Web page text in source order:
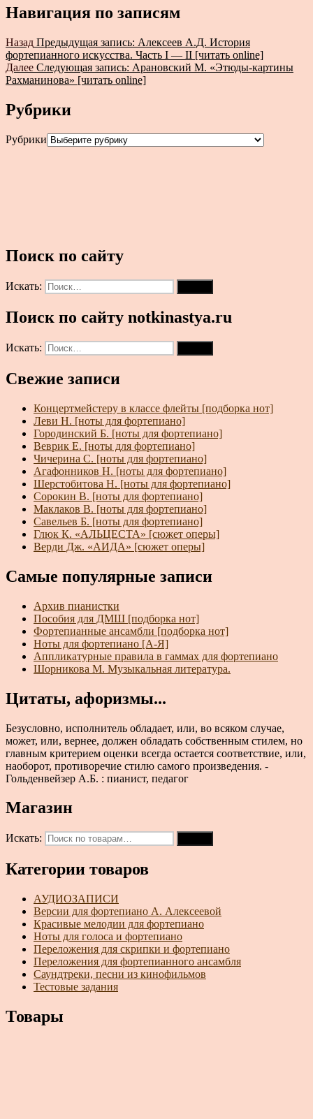
Навигация по записям
Назад Предыдущая запись: Алексеев А.Д. История
фортепианного искусства. Часть I — II [читать online]
Далее Следующая запись: Арановский М. «Этюды-картины
Рахманинова» [читать online]
Рубрики
Рубрики
Поиск по сайту
Искать:
Поиск по сайту notkinastya.ru
Искать:
Свежие записи
Концертмейстеру в классе флейты [подборка нот]
Леви Н. [ноты для фортепиано]
Городинский Б. [ноты для фортепиано]
Веврик Е. [ноты для фортепиано]
Чичерина С. [ноты для фортепиано]
Агафонников Н. [ноты для фортепиано]
Шерстобитова Н. [ноты для фортепиано]
Сорокин В. [ноты для фортепиано]
Маклаков В. [ноты для фортепиано]
Савельев Б. [ноты для фортепиано]
Глюк К. «АЛЬЦЕСТА» [сюжет оперы]
Верди Дж. «АИДА» [сюжет оперы]
Самые популярные записи
Архив пианистки
Пособия для ДМШ [подборка нот]
Фортепианные ансамбли [подборка нот]
Ноты для фортепиано [А-Я]
Аппликатурные правила в гаммах для фортепиано
Шорникова М. Музыкальная литература.
Цитаты, афоризмы...
Безусловно, исполнитель обладает, или, во всяком случае,
может, или, вернее, должен обладать собственным стилем, но
главным критерием оценки всегда остается соответствие, или,
наоборот, противоречие стилю самого произведения. -
Гольденвейзер А.Б. : пианист, педагог
Магазин
Искать:
Категории товаров
АУДИОЗАПИСИ
Версии для фортепиано А. Алексеевой
Красивые мелодии для фортепиано
Ноты для голоса и фортепиано
Переложения для скрипки и фортепиано
Переложения для фортепианного ансамбля
Саундтреки, песни из кинофильмов
Тестовые задания
Товары